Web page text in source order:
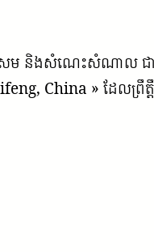
គួរសម និងសំណេះសំណាល
China » ដែលព្រឹត្